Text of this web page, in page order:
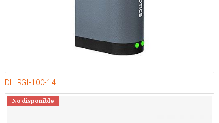
DH RGI-100-14
No disponible